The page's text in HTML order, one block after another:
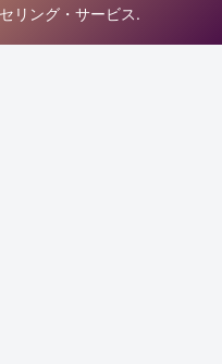
リング・サービス.